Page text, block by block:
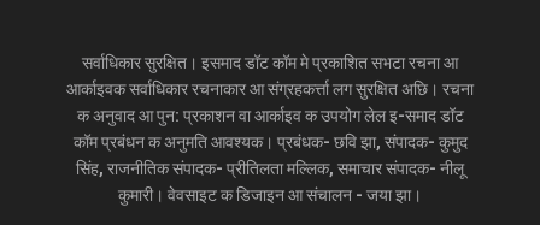
सर्वाधिकार सुरक्षित। इसमाद डॉट कॉम मे प्रकाशित सभटा रचना आ
आर्काइवक सर्वाधिकार रचनाकार आ संग्रहकर्त्ता लग सुरक्षित अछि। रचना
क अनुवाद आ पुन: प्रकाशन वा आर्काइव क उपयोग लेल इ-समाद डॉट
कॉम प्रबंधन क अनुमति आवश्यक। प्रबंधक- छवि झा, संपादक- कुमुद
सिंह, राजनीतिक संपादक- प्रीतिलता मल्लिक, समाचार संपादक- नीलू
कुमारी। वेवसाइट क डिजाइन आ संचालन - जया झा।